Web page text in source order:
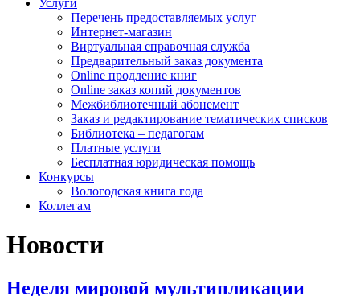
Услуги
Перечень предоставляемых услуг
Интернет-магазин
Виртуальная справочная служба
Предварительный заказ документа
Online продление книг
Online заказ копий документов
Межбиблиотечный абонемент
Заказ и редактирование тематических списков
Библиотека – педагогам
Платные услуги
Бесплатная юридическая помощь
Конкурсы
Вологодская книга года
Коллегам
Новости
Неделя мировой мультипликации